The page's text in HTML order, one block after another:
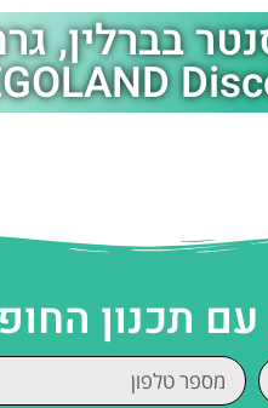
בברלין,
תכנון